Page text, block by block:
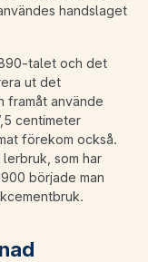
handslaget
talet och det
ut det
framåt använde
centimeter
förekom också.
som har
började man